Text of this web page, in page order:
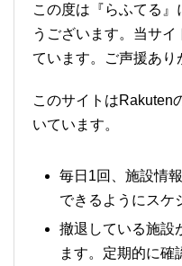
この度は『らふてる
うございます。当サ
ています。ご声援あり
このサイトはRakuten
いています。
毎日1回、施設情
できるようにスケ
撤退している施設
ます。定期的に確